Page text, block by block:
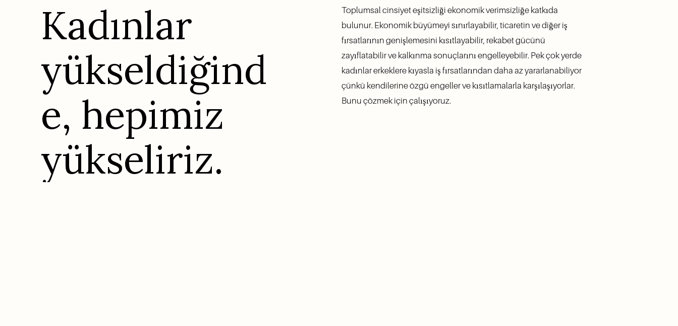
Kadınlar
yükseldiğind
e, hepimiz
yükseliriz.
Toplumsal cinsiyet eşitsizliği ekonomik verimsizliğe katkıda
bulunur. Ekonomik büyümeyi sınırlayabilir, ticaretin ve diğer iş
fırsatlarının genişlemesini kısıtlayabilir, rekabet gücünü
zayıflatabilir ve kalkınma sonuçlarını engelleyebilir. Pek çok yerde
kadınlar erkeklere kıyasla iş fırsatlarından daha az yararlanabiliyor
çünkü kendilerine özgü engeller ve kısıtlamalarla karşılaşıyorlar.
Bunu çözmek için çalışıyoruz.